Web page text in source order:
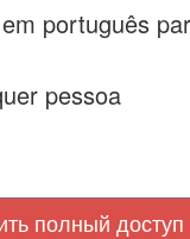
português
pessoa
полный доступ